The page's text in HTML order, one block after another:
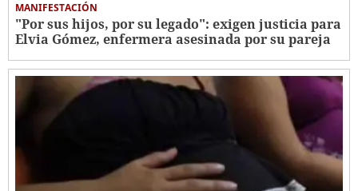
MANIFESTACIÓN
"Por sus hijos, por su legado": exigen justicia para
Elvia Gómez, enfermera asesinada por su pareja